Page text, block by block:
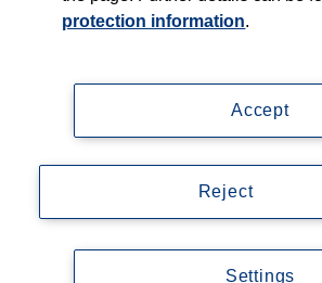
Datenschutz
© Copyright 2026, Thieme Group
protection information.
Accept
Reject
Settings